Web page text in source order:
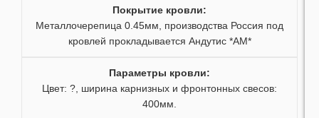
46
47
48
Покрытие кровли:
Металлочерепица 0.45мм, производства Россия под
кровлей прокладывается Андутис *АМ*
Параметры кровли:
Цвет: ?, ширина карнизных и фронтонных свесов:
400мм.